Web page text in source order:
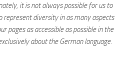
it is not always possible for us to
represent diversity in as many aspects
pages as accessible as possible in the
about the German language.